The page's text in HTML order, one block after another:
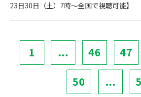
23日30日（土）7時～全国で視聴可能】
1 ... 46 47
50 ...